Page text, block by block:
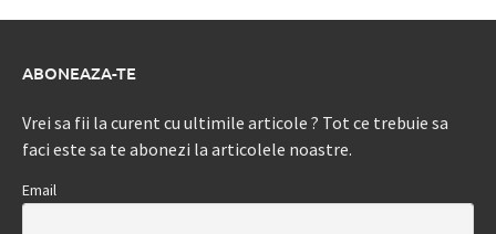
ABONEAZA-TE
Vrei sa fii la curent cu ultimile articole ? Tot ce trebuie sa
faci este sa te abonezi la articolele noastre.
Email